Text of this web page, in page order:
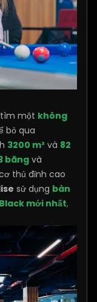
một không
bỏ qua
3200 m² và 82
băng và
thủ đỉnh cao
sử dụng bàn
mới nhất,